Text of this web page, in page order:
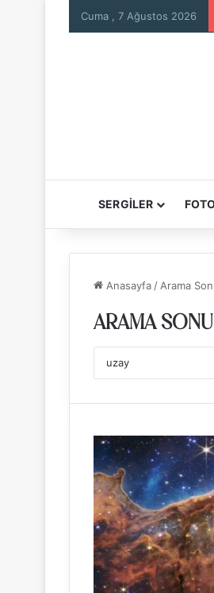
Cuma , 7 Ağustos 2026
SERGİLER
Anasayfa / Arama
ARAMA